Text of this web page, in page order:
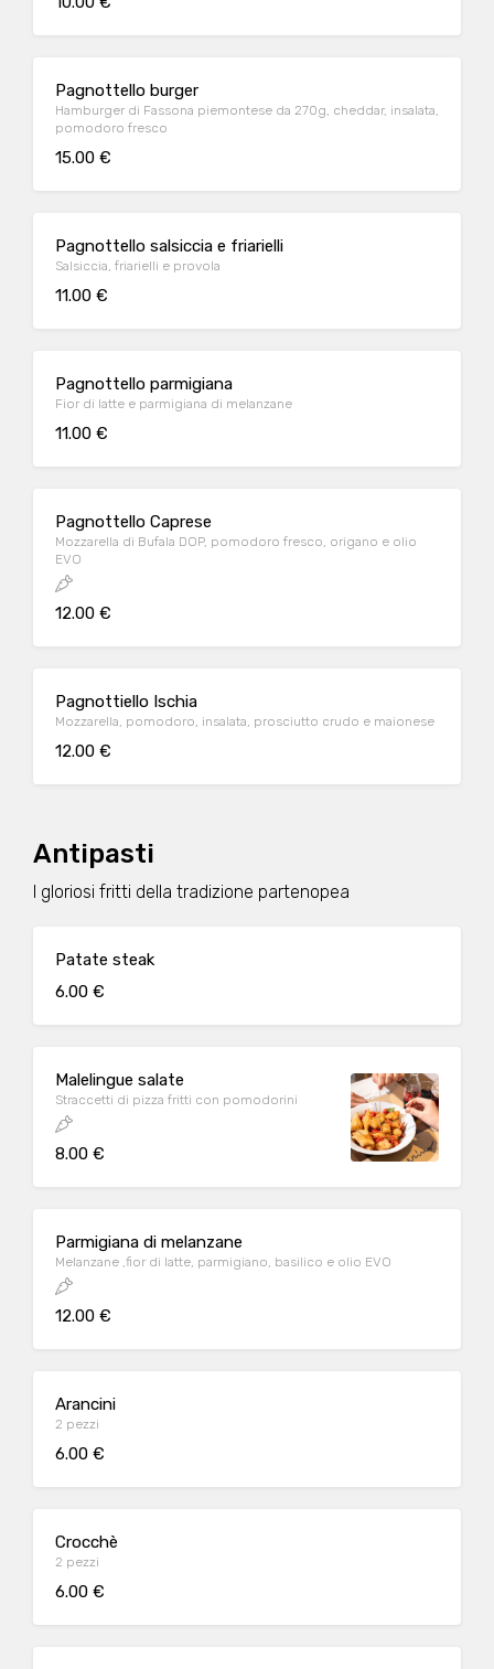
Pagnottello burger
Hamburger di Fassona piemontese da 270g, cheddar, insalata,
pomodoro fresco
15.00 €
Pagnottello salsiccia e friarielli
Salsiccia, friarielli e provola
11.00 €
Pagnottello parmigiana
Fior di latte e parmigiana di melanzane
11.00 €
Pagnottello Caprese
Mozzarella di Bufala DOP, pomodoro fresco, origano e olio
EVO
12.00 €
Pagnottiello Ischia
Mozzarella, pomodoro, insalata, prosciutto crudo e maionese
12.00 €
Antipasti
I gloriosi fritti della tradizione partenopea
Patate steak
6.00 €
Malelingue salate
Straccetti di pizza fritti con pomodorini
8.00 €
Parmigiana di melanzane
Melanzane ,fior di latte, parmigiano, basilico e olio EVO
12.00 €
Arancini
2 pezzi
6.00 €
Crocchè
2 pezzi
6.00 €